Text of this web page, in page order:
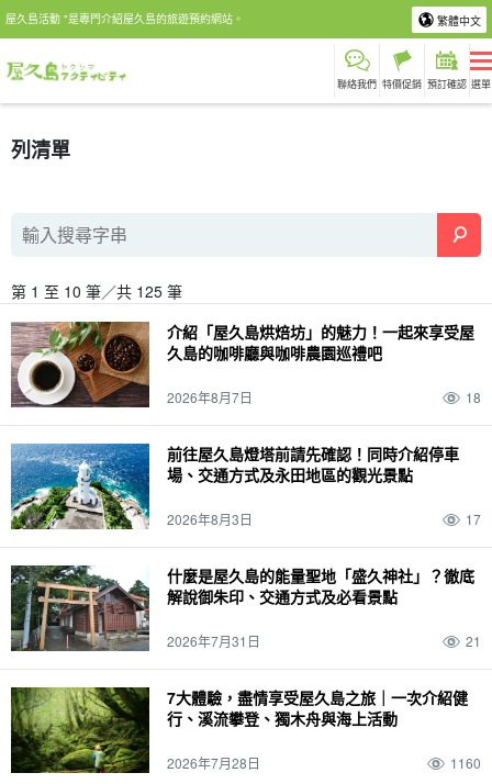
屋久島活動 "是專門介紹屋久島的旅遊預約網站。 繁體中文
聯絡我們 特價促銷 預訂確認 選單
列清單
第 1 至 10 筆／共 125 筆
介紹「屋久島烘焙坊」的魅力！一起來享受屋
久島的咖啡廳與咖啡農園巡禮吧
2026年8月7日 18
前往屋久島燈塔前請先確認！同時介紹停車
場、交通方式及永田地區的觀光景點
2026年8月3日 17
什麼是屋久島的能量聖地「盛久神社」？徹底
解說御朱印、交通方式及必看景點
2026年7月31日 21
7大體驗，盡情享受屋久島之旅｜一次介紹健
行、溪流攀登、獨木舟與海上活動
2026年7月28日 1160